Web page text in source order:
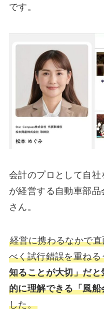
です。
会計のプロとして自
が経営する自動車部
さん。
経営に携わるなかで
べく試行錯誤を重ねる
知ることが大切」だ
的に理解できる「風
した。